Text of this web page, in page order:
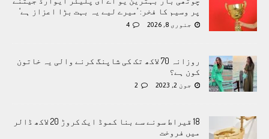
پر وسیم کا فخر: ’میرے لیے یہ بہت بڑا اعزاز ہے‘
جنوری 8, 2026 4
روزانہ 70 لاکھ تک کی شاپنگ کرنے والی یہ خاتون
کون ہے؟
جون 2, 2023 2
18 قیراط سونے سے بنا کموڈ ایک کروڑ 20 لاکھ ڈالر
میں فروخت